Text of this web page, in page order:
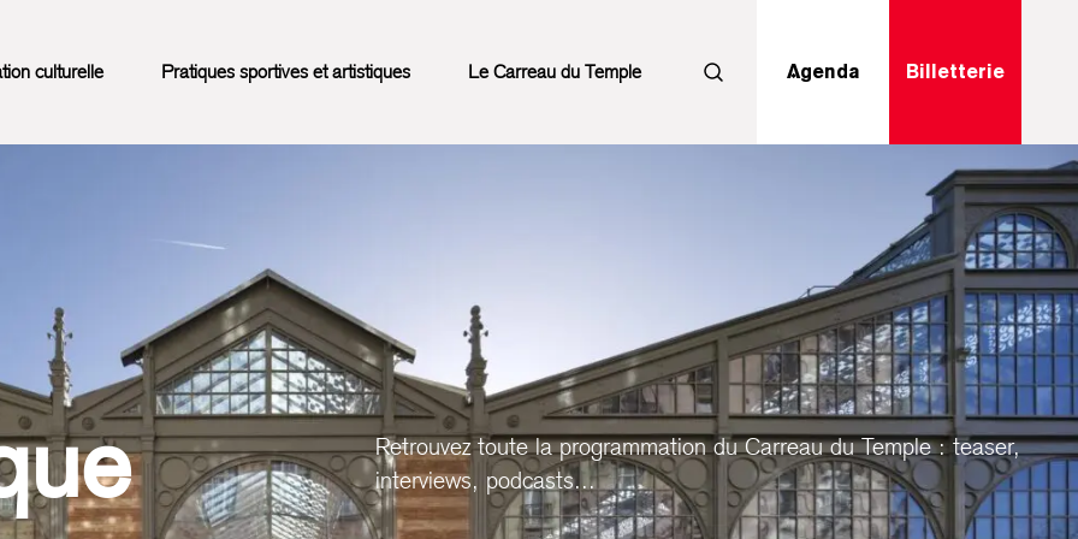
culturelle Pratiques sportives et artistiques Le Carreau du Temple RechercherAgenda Billetterie
Retrouvez toute la programmation du Carreau du Temple : teaser,
interviews, podcasts...